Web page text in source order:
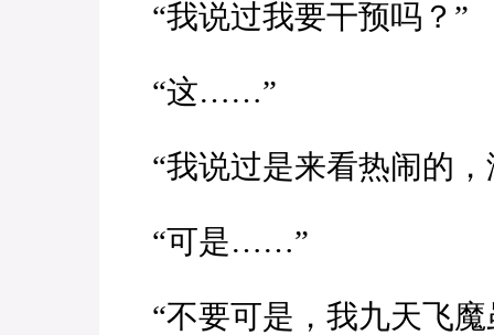
“我说过我要干预吗？”
“这……”
“我说过是来看热闹的，
“可是……”
“不要可是，我九天飞